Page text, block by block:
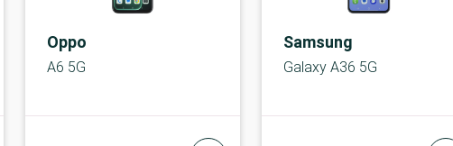
Oppo
A6 5G
Samsung
Galaxy A36 5G